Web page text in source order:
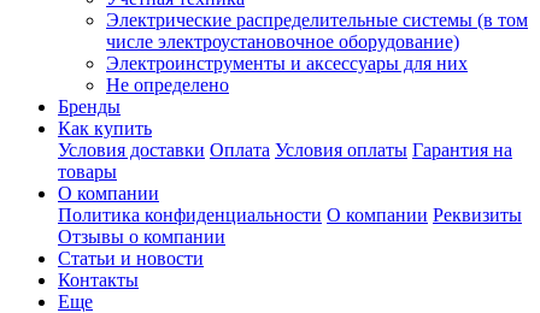
Электрические распределительные системы (в том
числе электроустановочное оборудование)
Электроинструменты и аксессуары для них
Не определено
Бренды
Как купить
Условия доставки Оплата Условия оплаты Гарантия на
товары
О компании
Политика конфиденциальности О компании Реквизиты
Отзывы о компании
Статьи и новости
Контакты
Еще